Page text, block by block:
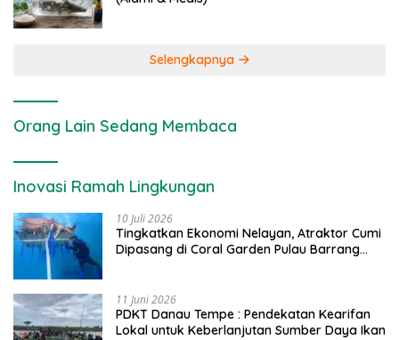
Selengkapnya
Orang Lain Sedang Membaca
Inovasi Ramah Lingkungan
10 Juli 2026
Tingkatkan Ekonomi Nelayan, Atraktor Cumi
Dipasang di Coral Garden Pulau Barrang
11 Juni 2026
PDKT Danau Tempe : Pendekatan Kearifan
Lokal untuk Keberlanjutan Sumber Daya Ikan